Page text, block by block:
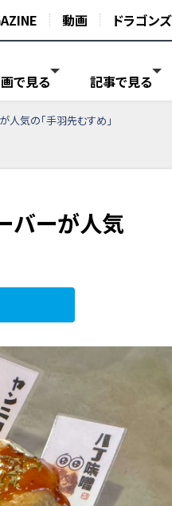
動画 ドラゴンズ
で見る 記事で見る
人気の「手羽先むすめ」
バーが人気